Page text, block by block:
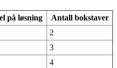
på løsning
Antall bokstaver
2
3
4